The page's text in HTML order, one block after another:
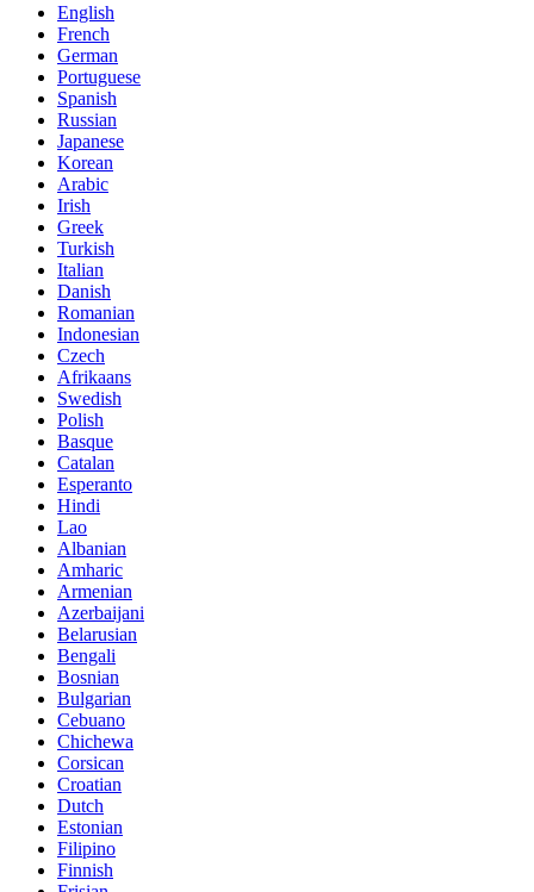
English
French
German
Portuguese
Spanish
Russian
Japanese
Korean
Arabic
Irish
Greek
Turkish
Italian
Danish
Romanian
Indonesian
Czech
Afrikaans
Swedish
Polish
Basque
Catalan
Esperanto
Hindi
Lao
Albanian
Amharic
Armenian
Azerbaijani
Belarusian
Bengali
Bosnian
Bulgarian
Cebuano
Chichewa
Corsican
Croatian
Dutch
Estonian
Filipino
Finnish